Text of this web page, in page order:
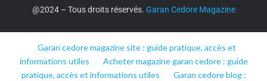
@2024 – Tous droits réservés. Garan Cedore Magazine
Garan cedore magazine site : guide pratique, accès et
informations utiles
Acheter magazine garan cedore : guide
pratique, accès et informations utiles
Garan cedore blog :